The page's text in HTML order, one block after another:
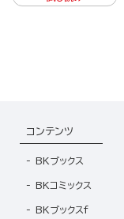
コンテンツ
BKブックス
BKコミックス
BKブックスf